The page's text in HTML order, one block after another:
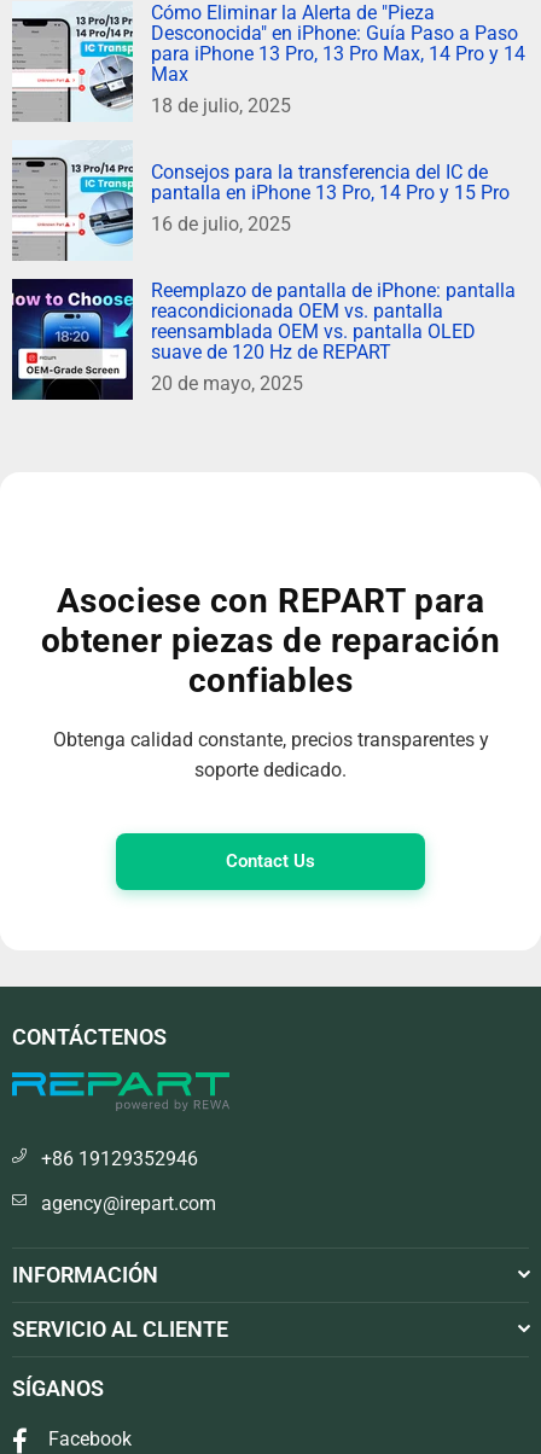
Cómo Eliminar la Alerta de "Pieza
Desconocida" en iPhone: Guía Paso a Paso
para iPhone 13 Pro, 13 Pro Max, 14 Pro y 14
Max
18 de julio, 2025
Consejos para la transferencia del IC de
pantalla en iPhone 13 Pro, 14 Pro y 15 Pro
16 de julio, 2025
Reemplazo de pantalla de iPhone: pantalla
reacondicionada OEM vs. pantalla
reensamblada OEM vs. pantalla OLED
suave de 120 Hz de REPART
20 de mayo, 2025
Asociese con REPART para
obtener piezas de reparación
confiables
Obtenga calidad constante, precios transparentes y
soporte dedicado.
Contact Us
CONTÁCTENOS
+86 19129352946
agency@irepart.com
INFORMACIÓN
SERVICIO AL CLIENTE
SÍGANOS
Facebook